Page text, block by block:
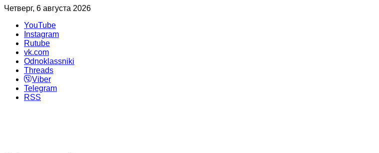
Четверг, 6 августа 2026
YouTube
Instagram
Rutube
vk.com
Odnoklassniki
Threads
Viber
Telegram
RSS